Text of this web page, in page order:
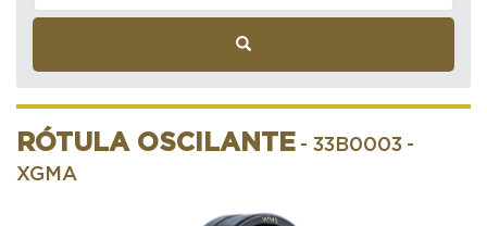
RÓTULA OSCILANTE - 33B0003 -
XGMA